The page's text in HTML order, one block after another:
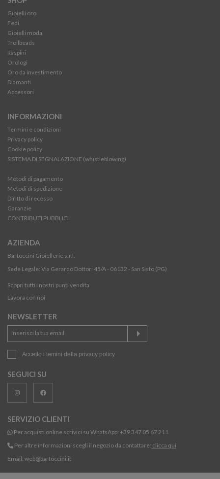
Gioielli oro
Fedi
Gioielli moda
Trollbeads
Raspini
Orologi
Oro da investimento
Diamanti
Accessori
INFORMAZIONI
Termini e condizioni
Privacy policy
Cookie policy
SISTEMA DI SEGNALAZIONE (whistleblowing)
Metodi di pagamento
Metodi di spedizione
Diritto di recesso
Garanzie
CONTRIBUTI PUBBLICI
AZIENDA
Bartoccini Gioiellerie s.r.l.
Sede Legale: Via Gerardo Dottori 45/A - 06132 - San Sisto (PG)
Scopri tutti i nostri punti vendita
Lavora con noi
NEWSLETTER
Accetto i temini della privacy policy
SEGUICI SU
SERVIZIO CLIENTI
Per acquisti online scrivici su WhatsApp: +39 347 05 67 211
Per altre informazioni scegli il negozio da contattare: clicca qui
Email: web@bartoccini.it